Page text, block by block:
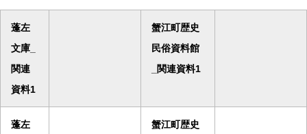
蓬左
文庫_
関連
資料1
蟹江町歴史
民俗資料館
_関連資料1
蓬左
蟹江町歴史